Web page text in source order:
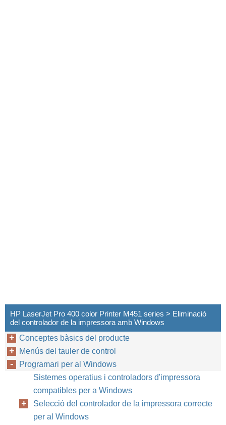
HP LaserJet Pro 400 color Printer M451 series > Eliminació
del controlador de la impressora amb Windows
Conceptes bàsics del producte
Menús del tauler de control
Programari per al Windows
Sistemes operatius i controladors d'impressora
compatibles per a Windows
Selecció del controlador de la impressora correcte
per al Windows